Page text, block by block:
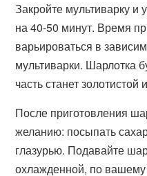
Закройте мультиварку и
на 40-50 минут. Время
варьироваться в
мультиварки. Шарлотка
часть станет
После приготовления
желанию: посыпать
глазурью. Подавайте
охлажденной, по вашему